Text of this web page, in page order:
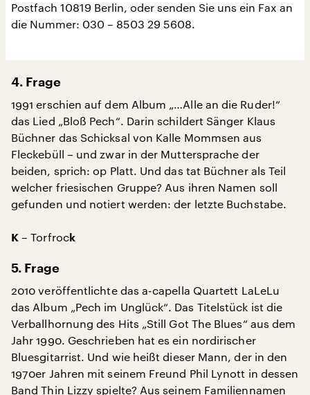
Postfach 10819 Berlin, oder senden Sie uns ein Fax an
die Nummer: 030 – 8503 29 5608.
4. Frage
1991 erschien auf dem Album „…Alle an die Ruder!“
das Lied „Bloß Pech“. Darin schildert Sänger Klaus
Büchner das Schicksal von Kalle Mommsen aus
Fleckebüll – und zwar in der Muttersprache der
beiden, sprich: op Platt. Und das tat Büchner als Teil
welcher friesischen Gruppe? Aus ihren Namen soll
gefunden und notiert werden: der letzte Buchstabe.
K– Torfrock
5. Frage
2010 veröffentlichte das a-capella Quartett LaLeLu
das Album „Pech im Unglück“. Das Titelstück ist die
Verballhornung des Hits „Still Got The Blues“ aus dem
Jahr 1990. Geschrieben hat es ein nordirischer
Bluesgitarrist. Und wie heißt dieser Mann, der in den
1970er Jahren mit seinem Freund Phil Lynott in dessen
Band Thin Lizzy spielte? Aus seinem Familiennamen